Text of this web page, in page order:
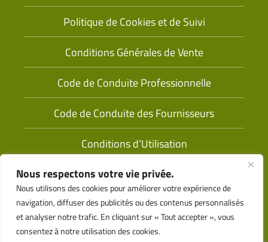
Nous respectons votre vie privée.
Nous utilisons des cookies pour améliorer votre expérience de
navigation, diffuser des publicités ou des contenus personnalisés
et analyser notre trafic. En cliquant sur « Tout accepter », vous
consentez à notre utilisation des cookies.
Politique de Cookies et de Suivi
Conditions Générales de Vente
Code de Conduite Professionnelle
Code de Conduite des Fournisseurs
Conditions d’Utilisation